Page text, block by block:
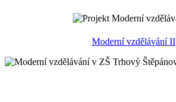
Moderní vzdělávání II